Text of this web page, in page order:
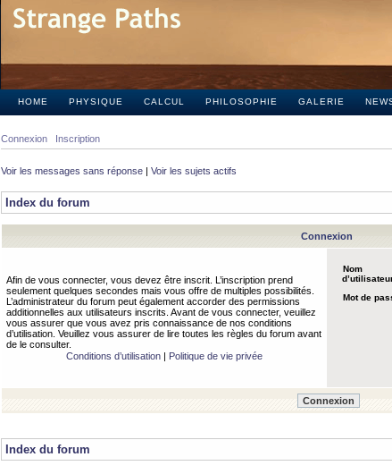
HOME PHYSIQUE CALCUL PHILOSOPHIE GALERIE
Connexion Inscription
Voir les messages sans réponse | Voir les sujets actifs
Index du forum
Connexion
Afin de vous connecter, vous devez être inscrit. L’inscription prend
seulement quelques secondes mais vous offre de multiples possibilités.
L’administrateur du forum peut également accorder des permissions
additionnelles aux utilisateurs inscrits. Avant de vous connecter, veuillez
vous assurer que vous avez pris connaissance de nos conditions
d’utilisation. Veuillez vous assurer de lire toutes les règles du forum avant
de le consulter.
Conditions d’utilisation| Politique de vie privée
Nom
Mot de
Index du forum